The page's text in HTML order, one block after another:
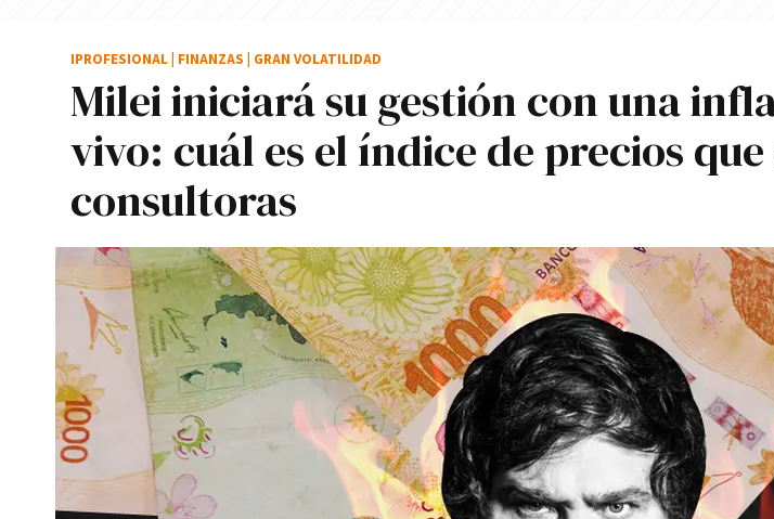
Milei iniciará su gestión con una
vivo: cuál es el índice de precios
consultoras
IPROFESIONAL FINANZAS GRAN VOLATILIDAD